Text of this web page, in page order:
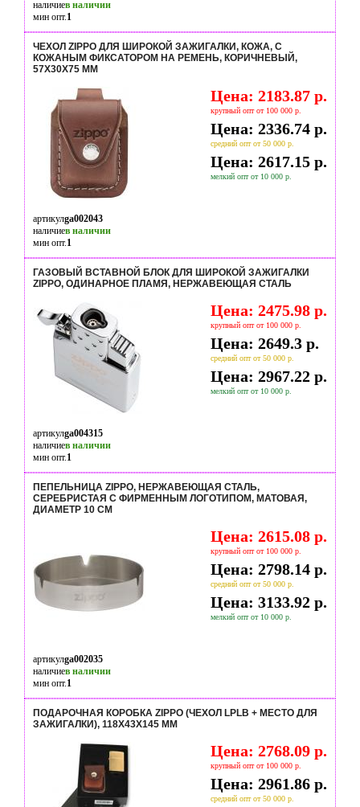
наличиев наличии
мин опт.1
ЧЕХОЛ ZIPPO ДЛЯ ШИРОКОЙ ЗАЖИГАЛКИ, КОЖА, С
КОЖАНЫМ ФИКСАТОРОМ НА РЕМЕНЬ, КОРИЧНЕВЫЙ,
57X30X75 ММ
Цена: 2183.87 р.
крупный опт от 100 000 р.
Цена: 2336.74 р.
средний опт от 50 000 р.
Цена: 2617.15 р.
мелкий опт от 10 000 р.
артикулga002043
наличиев наличии
мин опт.1
ГАЗОВЫЙ ВСТАВНОЙ БЛОК ДЛЯ ШИРОКОЙ ЗАЖИГАЛКИ
ZIPPO, ОДИНАРНОЕ ПЛАМЯ, НЕРЖАВЕЮЩАЯ СТАЛЬ
Цена: 2475.98 р.
крупный опт от 100 000 р.
Цена: 2649.3 р.
средний опт от 50 000 р.
Цена: 2967.22 р.
мелкий опт от 10 000 р.
артикулga004315
наличиев наличии
мин опт.1
ПЕПЕЛЬНИЦА ZIPPO, НЕРЖАВЕЮЩАЯ СТАЛЬ,
СЕРЕБРИСТАЯ С ФИРМЕННЫМ ЛОГОТИПОМ, МАТОВАЯ,
ДИАМЕТР 10 СМ
Цена: 2615.08 р.
крупный опт от 100 000 р.
Цена: 2798.14 р.
средний опт от 50 000 р.
Цена: 3133.92 р.
мелкий опт от 10 000 р.
артикулga002035
наличиев наличии
мин опт.1
ПОДАРОЧНАЯ КОРОБКА ZIPPO (ЧЕХОЛ LPLB + МЕСТО ДЛЯ
ЗАЖИГАЛКИ), 118Х43Х145 ММ
Цена: 2768.09 р.
крупный опт от 100 000 р.
Цена: 2961.86 р.
средний опт от 50 000 р.